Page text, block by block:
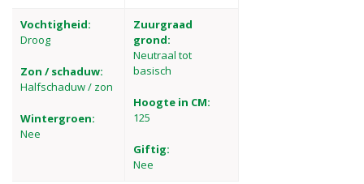
Vochtigheid:
Droog
Zon / schaduw:
Halfschaduw / zon
Wintergroen:
Nee
Zuurgraad
grond:
Neutraal tot
basisch
Hoogte in CM:
125
Giftig:
Nee